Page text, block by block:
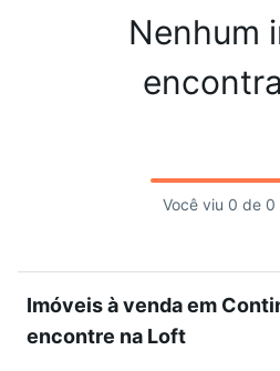
Nenhum
Você viu 0 de 0
Imóveis à venda em
encontre na Loft